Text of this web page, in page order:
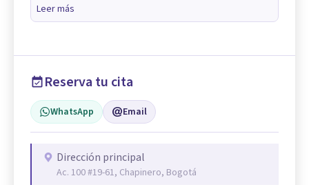
Leer más
Reserva tu cita
WhatsApp Email
Dirección principal
Ac. 100 #19-61, Chapinero, Bogotá